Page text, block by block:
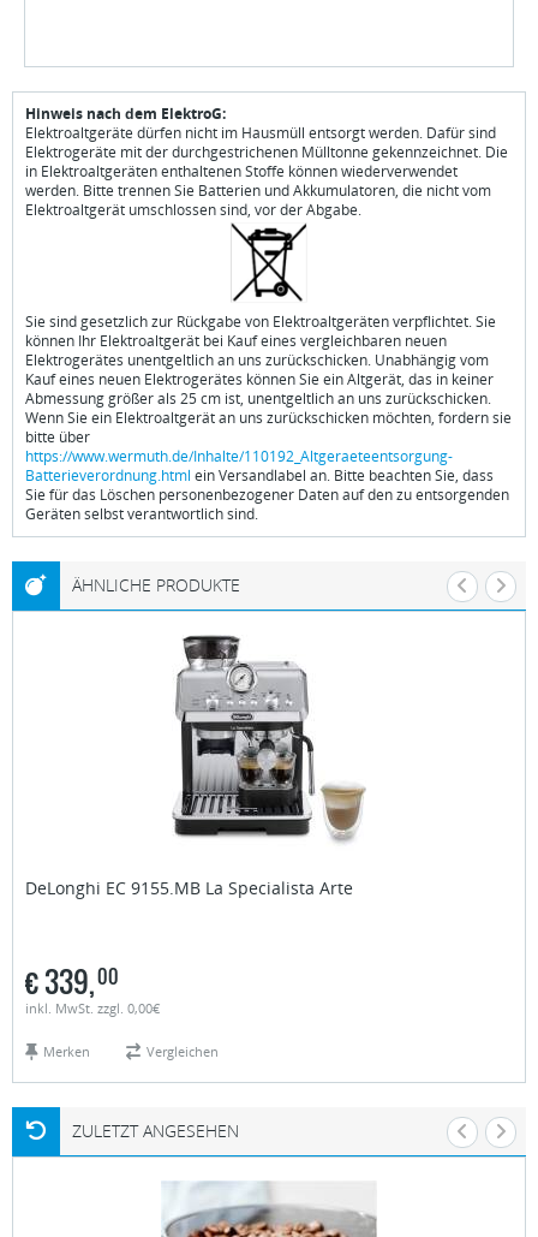
Hinweis nach dem ElektroG:
Elektroaltgeräte dürfen nicht im Hausmüll entsorgt werden. Dafür sind
Elektrogeräte mit der durchgestrichenen Mülltonne gekennzeichnet. Die
in Elektroaltgeräten enthaltenen Stoffe können wiederverwendet
werden. Bitte trennen Sie Batterien und Akkumulatoren, die nicht vom
Elektroaltgerät umschlossen sind, vor der Abgabe.
Sie sind gesetzlich zur Rückgabe von Elektroaltgeräten verpflichtet. Sie
können Ihr Elektroaltgerät bei Kauf eines vergleichbaren neuen
Elektrogerätes unentgeltlich an uns zurückschicken. Unabhängig vom
Kauf eines neuen Elektrogerätes können Sie ein Altgerät, das in keiner
Abmessung größer als 25 cm ist, unentgeltlich an uns zurückschicken.
Wenn Sie ein Elektroaltgerät an uns zurückschicken möchten, fordern sie
bitte über
https://www.wermuth.de/Inhalte/110192_Altgeraeteentsorgung-
Batterieverordnung.html ein Versandlabel an. Bitte beachten Sie, dass
Sie für das Löschen personenbezogener Daten auf den zu entsorgenden
Geräten selbst verantwortlich sind.
ÄHNLICHE PRODUKTE
DeLonghi EC 9155.MB La Specialista Arte
€339,00
inkl. MwSt. zzgl. 0,00€
Merken Vergleichen
ZULETZT ANGESEHEN